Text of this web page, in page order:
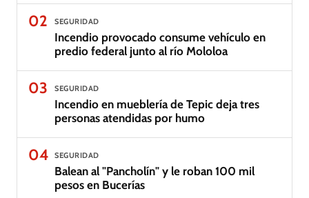
02 SEGURIDAD
Incendio provocado consume vehículo en
predio federal junto al río Mololoa
03 SEGURIDAD
Incendio en mueblería de Tepic deja tres
personas atendidas por humo
04 SEGURIDAD
Balean al "Pancholín" y le roban 100 mil
pesos en Bucerías